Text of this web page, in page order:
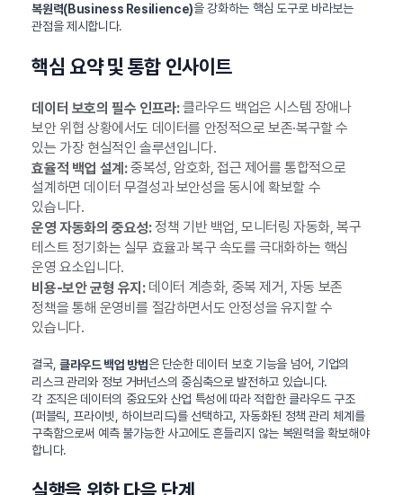
복원력(Business Resilience)을 강화하는 핵심 도구로 바라보는
관점을 제시합니다.
핵심 요약 및 통합 인사이트
데이터 보호의 필수 인프라:클라우드 백업은 시스템 장애나
보안 위협 상황에서도 데이터를 안정적으로 보존·복구할 수
있는 가장 현실적인 솔루션입니다.
효율적 백업 설계:중복성, 암호화, 접근 제어를 통합적으로
설계하면 데이터 무결성과 보안성을 동시에 확보할 수
있습니다.
운영 자동화의 중요성:정책 기반 백업, 모니터링 자동화, 복구
테스트 정기화는 실무 효율과 복구 속도를 극대화하는 핵심
운영 요소입니다.
비용-보안 균형 유지:데이터 계층화, 중복 제거, 자동 보존
정책을 통해 운영비를 절감하면서도 안정성을 유지할 수
있습니다.
결국, 클라우드 백업 방법은 단순한 데이터 보호 기능을 넘어, 기업의
리스크 관리와 정보 거버넌스의 중심축으로 발전하고 있습니다.
각 조직은 데이터의 중요도와 산업 특성에 따라 적합한 클라우드 구조
(퍼블릭, 프라이빗, 하이브리드)를 선택하고, 자동화된 정책 관리 체계를
구축함으로써 예측 불가능한 사고에도 흔들리지 않는 복원력을 확보해야
합니다.
실행을 위한 다음 단계